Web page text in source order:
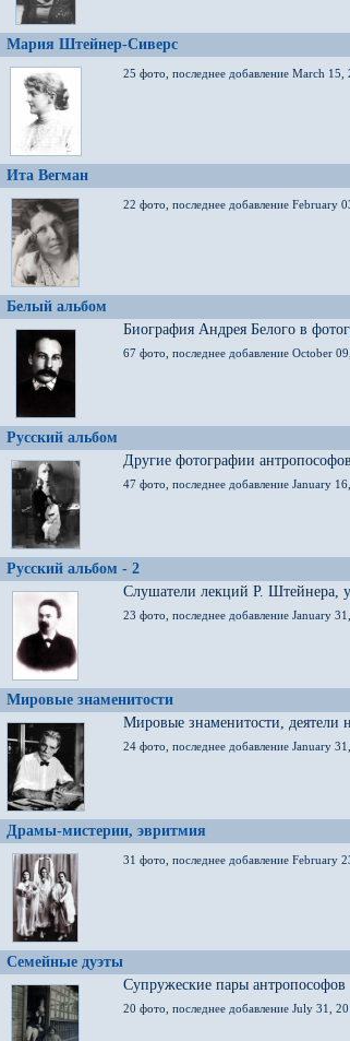
Мария Штейнер-Сиверс
25 фото, последнее добавление March 15,
Ита Вегман
22 фото, последнее добавление February
Белый альбом
Биография Андрея Белого в
67 фото, последнее добавление October
Русский альбом
Другие фотографии
47 фото, последнее добавление January
Русский альбом - 2
Cлушатели лекций Р. Штейнера,
23 фото, последнее добавление January
Мировые знаменитости
Мировые знаменитости, деятели
24 фото, последнее добавление January
Драмы-мистерии, эвритмия
31 фото, последнее добавление February
Семейные дуэты
Супружеские пары антропософов
20 фото, последнее добавление July 31,